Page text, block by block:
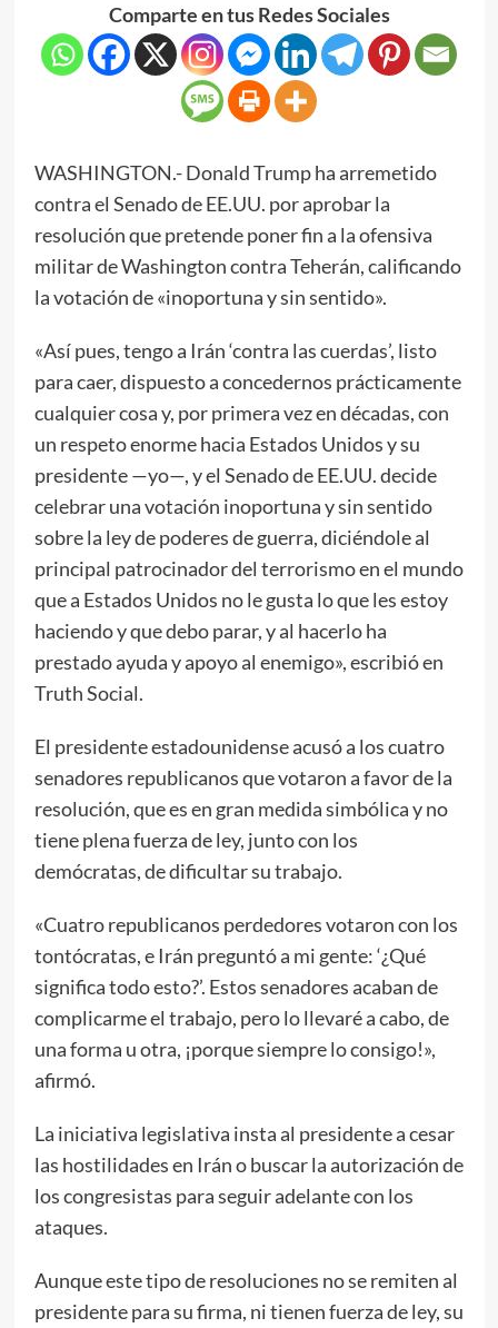
Comparte en tus Redes Sociales
WASHINGTON.- Donald Trump ha arremetido
contra el Senado de EE.UU. por aprobar la
resolución que pretende poner fin a la ofensiva
militar de Washington contra Teherán, calificando
la votación de «inoportuna y sin sentido».
«Así pues, tengo a Irán ‘contra las cuerdas’, listo
para caer, dispuesto a concedernos prácticamente
cualquier cosa y, por primera vez en décadas, con
un respeto enorme hacia Estados Unidos y su
presidente —yo—, y el Senado de EE.UU. decide
celebrar una votación inoportuna y sin sentido
sobre la ley de poderes de guerra, diciéndole al
principal patrocinador del terrorismo en el mundo
que a Estados Unidos no le gusta lo que les estoy
haciendo y que debo parar, y al hacerlo ha
prestado ayuda y apoyo al enemigo», escribió en
Truth Social.
El presidente estadounidense acusó a los cuatro
senadores republicanos que votaron a favor de la
resolución, que es en gran medida simbólica y no
tiene plena fuerza de ley, junto con los
demócratas, de dificultar su trabajo.
«Cuatro republicanos perdedores votaron con los
tontócratas, e Irán preguntó a mi gente: ‘¿Qué
significa todo esto?’. Estos senadores acaban de
complicarme el trabajo, pero lo llevaré a cabo, de
una forma u otra, ¡porque siempre lo consigo!»,
afirmó.
La iniciativa legislativa insta al presidente a cesar
las hostilidades en Irán o buscar la autorización de
los congresistas para seguir adelante con los
ataques.
Aunque este tipo de resoluciones no se remiten al
presidente para su firma, ni tienen fuerza de ley, su